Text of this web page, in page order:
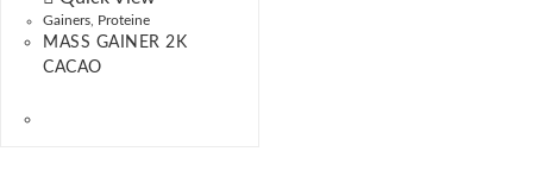
Gainers, Proteine
MASS GAINER 2K
CACAO